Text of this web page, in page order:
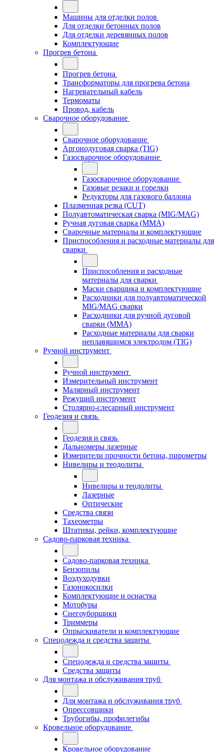
Машины для отделки полов
Для отделки бетонных полов
Для отделки деревянных полов
Комплектующие
Прогрев бетона
Прогрев бетона
Трансформаторы для прогрева бетона
Нагревательный кабель
Термоматы
Провод, кабель
Сварочное оборудование
Сварочное оборудование
Аргонодуговая сварка (TIG)
Газосварочное оборудование
Газосварочное оборудование
Газовые резаки и горелки
Редукторы для газового баллона
Плазменная резка (CUT)
Полуавтоматическая сварка (MIG/MAG)
Ручная дуговая сварка (MMA)
Сварочные материалы и комплектующие
Приспособления и расходные материалы для
сварки
Приспособления и расходные
материалы для сварки
Маски сварщика и комплектующие
Расходники для полуавтоматической
MIG/MAG сварки
Расходники для ручной дуговой
сварки (MMA)
Расходные материалы для сварки
неплавящимся электродом (TIG)
Ручной инструмент
Ручной инструмент
Измерительный инструмент
Малярный инструмент
Режущий инструмент
Столярно-слесарный инструмент
Геодезия и связь
Геодезия и связь
Дальномеры лазерные
Измерители прочности бетона, пирометры
Нивелиры и теодолиты
Нивелиры и теодолиты
Лазерные
Оптические
Средства связи
Тахеометры
Штативы, рейки, комплектующие
Садово-парковая техника
Садово-парковая техника
Бензопилы
Воздуходувки
Газонокосилки
Комплектующие и оснастка
Мотобуры
Снегоуборщики
Триммеры
Опрыскиватели и комплектующие
Спецодежда и средства защиты
Спецодежда и средства защиты
Средства защиты
Для монтажа и обслуживания труб
Для монтажа и обслуживания труб
Опрессовщики
Трубогибы, профилегибы
Кровельное оборудование
Кровельное оборудование